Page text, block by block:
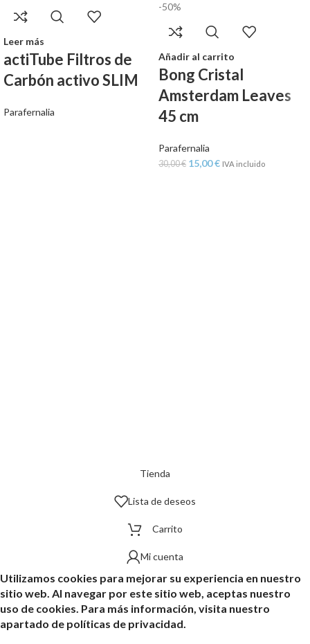
Leer más
actiTube Filtros de
Carbón activo SLIM
Parafernalia
-50%
Añadir al carrito
Bong Cristal
Amsterdam Leaves
45 cm
Parafernalia
30,00€ 15,00€ IVA incluido
Tienda
Lista de deseos
Carrito
Mi cuenta
Utilizamos cookies para mejorar su experiencia en nuestro
sitio web. Al navegar por este sitio web, aceptas nuestro
uso de cookies. Para más información, visita nuestro
apartado de políticas de privacidad.